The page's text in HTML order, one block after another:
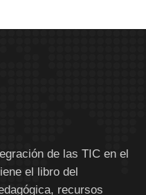
de las TIC en el
el libro del
recursos